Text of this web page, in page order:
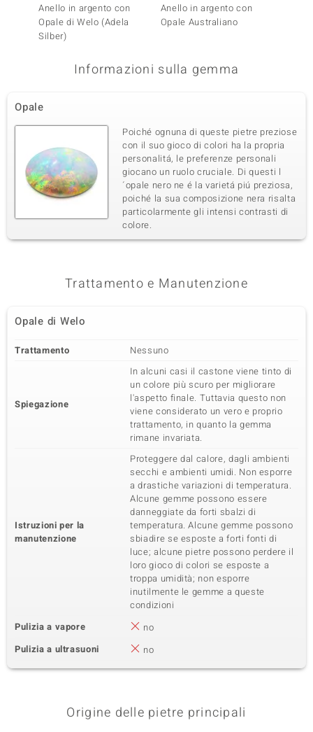
Anello in argento con
Opale di Welo (Adela
Silber)
Anello in argento con
Opale Australiano
Informazioni sulla gemma
Opale
Poiché ognuna di queste pietre preziose
con il suo gioco di colori ha la propria
personalitá, le preferenze personali
giocano un ruolo cruciale. Di questi l
´opale nero ne é la varietá piú preziosa,
poiché la sua composizione nera risalta
particolarmente gli intensi contrasti di
colore.
Trattamento e Manutenzione
Opale di Welo
Trattamento Nessuno
Spiegazione
In alcuni casi il castone viene tinto di
un colore più scuro per migliorare
l'aspetto finale. Tuttavia questo non
viene considerato un vero e proprio
trattamento, in quanto la gemma
rimane invariata.
Istruzioni per la
manutenzione
Proteggere dal calore, dagli ambienti
secchi e ambienti umidi. Non esporre
a drastiche variazioni di temperatura.
Alcune gemme possono essere
danneggiate da forti sbalzi di
temperatura. Alcune gemme possono
sbiadire se esposte a forti fonti di
luce; alcune pietre possono perdere il
loro gioco di colori se esposte a
troppa umidità; non esporre
inutilmente le gemme a queste
condizioni
Pulizia a vapore
no
Pulizia a ultrasuoni
no
Origine delle pietre principali